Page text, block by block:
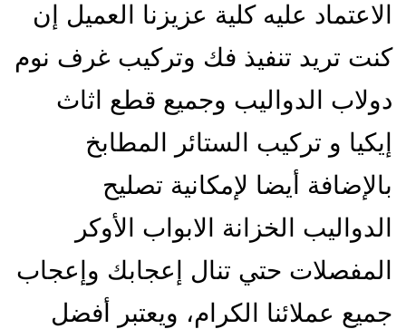
الاعتماد عليه كلية عزيزنا العميل إن
كنت تريد تنفيذ فك وتركيب غرف نوم
دولاب الدواليب وجميع قطع اثاث
إيكيا و تركيب الستائر المطابخ
بالإضافة أيضا لإمكانية تصليح
الدواليب الخزانة الابواب الأوكر
المفصلات حتي تنال إعجابك وإعجاب
جميع عملائنا الكرام، ويعتبر أفضل